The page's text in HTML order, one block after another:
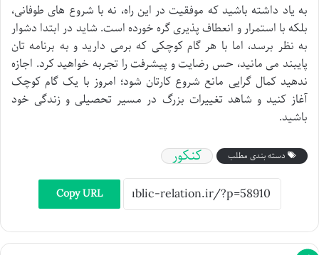
به یاد داشته باشید که موفقیت در این راه، نه با شروع های طوفانی،
بلکه با استمرار و انعطاف پذیری گره خورده است. شاید در ابتدا دشوار
به نظر برسد، اما با هر گام کوچکی که برمی دارید و به برنامه تان
پایبند می مانید، حس رضایت و پیشرفت را تجربه خواهید کرد. اجازه
ندهید کمال گرایی مانع شروع کارتان شود؛ امروز با یک گام کوچک
آغاز کنید و شاهد تغییرات بزرگ در مسیر تحصیلی و زندگی خود
باشید.
دسته بندی مطلب کنکور
Copy URL